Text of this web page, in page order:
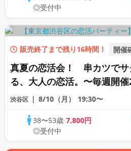
◎受付中
販売終了まで残り16時間！ 開催
真夏の恋活会！ 串カツでサ
る、大人の恋活。〜毎週開
ベント〜
渋谷区 8/10（月） 19:30〜
38〜53歳7,800円
◎受付中